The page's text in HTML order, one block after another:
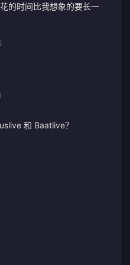
的时间比我想象的要长一
和 Baatlive？